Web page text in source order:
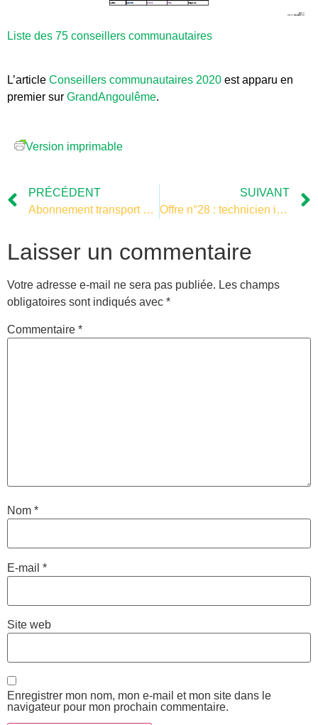
Liste des 75 conseillers communautaires
L’article Conseillers communautaires 2020 est apparu en
premier sur GrandAngoulême.
Version imprimable
PRÉCÉDENT
Abonnement transport scolaire
SUIVANT
Offre n°28 : technicien infrastructures / réseaux (H/F)
Laisser un commentaire
Votre adresse e-mail ne sera pas publiée. Les champs
obligatoires sont indiqués avec *
Commentaire *
Nom *
E-mail *
Site web
Enregistrer mon nom, mon e-mail et mon site dans le
navigateur pour mon prochain commentaire.